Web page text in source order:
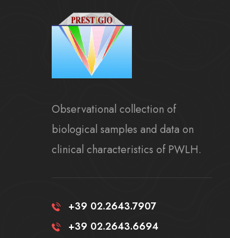
Observational collection of
biological samples and data on
clinical characteristics of PWLH.
+39 02.2643.7907
+39 02.2643.6694